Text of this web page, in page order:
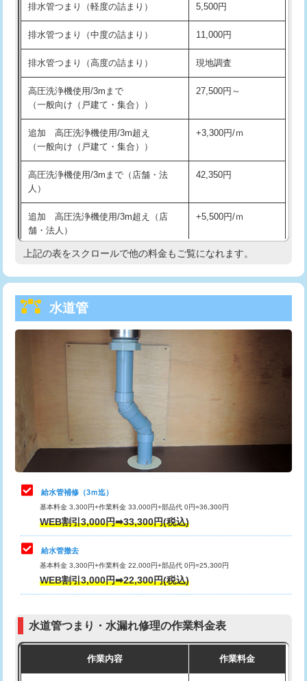
※給水管工事は20mmまでの価格です。
持込商品取付（浄水器・分岐水栓） 16,500円
給水管工事※（ホール加工) 16,500円
給水管工事※（バンド止め) 3,300円
給水管工事※（支持金具設置)
給水管工事※（保温材使用（バンド止
め込み）)
5,500円
給水管工事※（土の掘削・埋め戻し作
業)
11,000円
給水管工事※（塩ビ管（VP・HI）使
用/3ｍまで)
33,000円
給水管工事※（塩ビ管（VP・HI）使
+8,800円
給水管工事※（ライニング鋼管・銅
管・ポリ管・HT管使用/3ｍまで)
給水管工事※（ライニング鋼管・銅
管・ポリ管・HT管使用/3ｍ超え)
排水管工事（土の掘削・埋め戻し作
11,000円~
排水管工事（排水管工事/3ｍまで） 55,000円
排水管工事（追加 排水管工事/3ｍ超
マス交換（土の掘削・埋め戻し作業）
マス交換（深さ50㎝未満）
マス交換（深さ50㎝以上）
コンクリート斫り（厚さ10㎝まで）
モルタル補修（厚さ10㎝超え） 38,500円
排水管つまり（軽度の詰まり） 5,500円
排水管つまり（中度の詰まり） 11,000円
排水管つまり（高度の詰まり） 現地調査
高圧洗浄機使用/3mまで
（一般向け（戸建て・集合））
27,500円～
追加 高圧洗浄機使用/3m超え
（一般向け（戸建て・集合））
+3,300円/ｍ
高圧洗浄機使用/3mまで（店舗・法
人）
42,350円
追加 高圧洗浄機使用/3m超え（店
舗・法人）
+5,500円/ｍ
高度高圧洗浄換 現地調査
トーラー機使用/3mまで
追加トーラー機使用/3m超え
33,000円
8,800円
止水・漏水調査・防水処理・清掃・修
理・調整・分解・加工など（軽作業）
11,000円
止水・漏水調査・防水処理・清掃・修
理・調整・分解・加工など（中作業）
止水・漏水調査・防水処理・清掃・修
理・調整・分解・加工など（重作業）
33,000円
その他部品の脱着
交換・取付（タンク）
式）)
式・ワンホール）)
上記の表をスクロールで他の料金もご覧になれます。
水道管
給水管補修（3ｍ迄）
基本料金 3,300円+作業料金 33,000円+部品代 0円=36,300円
WEB割引3,000円➡33,300円(税込)
給水管撤去
基本料金 3,300円+作業料金 22,000円+部品代 0円=25,300円
WEB割引3,000円➡22,300円(税込)
水道管つまり・水漏れ修理の作業料金表
作業内容 作業料金